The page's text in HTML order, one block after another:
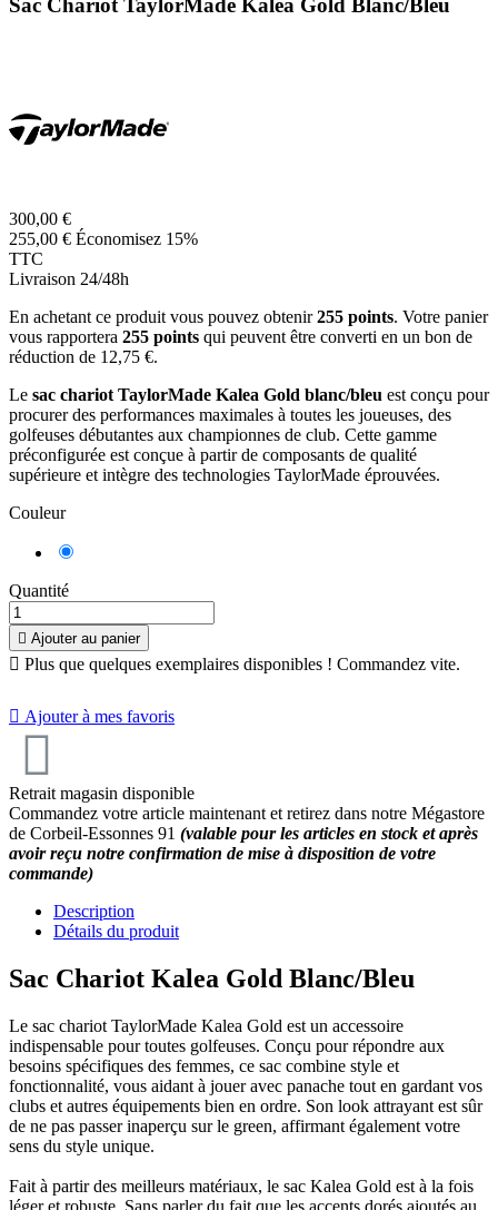
Sac Chariot TaylorMade Kalea Gold Blanc/Bleu
300,00 €
255,00 € Économisez 15%
TTC
Livraison 24/48h
En achetant ce produit vous pouvez obtenir255 points. Votre panier
vous rapportera 255 points qui peuvent être converti en un bon de
réduction de 12,75 €.
Le sac chariot TaylorMade Kalea Gold blanc/bleu est conçu pour
procurer des performances maximales à toutes les joueuses, des
golfeuses débutantes aux championnes de club. Cette gamme
préconfigurée est conçue à partir de composants de qualité
supérieure et intègre des technologies TaylorMade éprouvées.
Couleur
Quantité
 Ajouter au panier
 Plus que quelques exemplaires disponibles ! Commandez vite.
 Ajouter à mes favoris
Retrait magasin disponible
Commandez votre article maintenant et retirez dans notre Mégastore
de Corbeil-Essonnes 91 (valable pour les articles en stock et après
avoir reçu notre confirmation de mise à disposition de votre
commande)
Description
Détails du produit
Sac Chariot Kalea Gold Blanc/Bleu
Le sac chariot TaylorMade Kalea Gold est un accessoire
indispensable pour toutes golfeuses. Conçu pour répondre aux
besoins spécifiques des femmes, ce sac combine style et
fonctionnalité, vous aidant à jouer avec panache tout en gardant vos
clubs et autres équipements bien en ordre. Son look attrayant est sûr
de ne pas passer inaperçu sur le green, affirmant également votre
sens du style unique.
Fait à partir des meilleurs matériaux, le sac Kalea Gold est à la fois